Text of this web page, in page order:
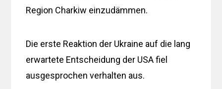
Region Charkiw einzudämmen.
Die erste Reaktion der Ukraine auf die lang
erwartete Entscheidung der USA fiel
ausgesprochen verhalten aus.